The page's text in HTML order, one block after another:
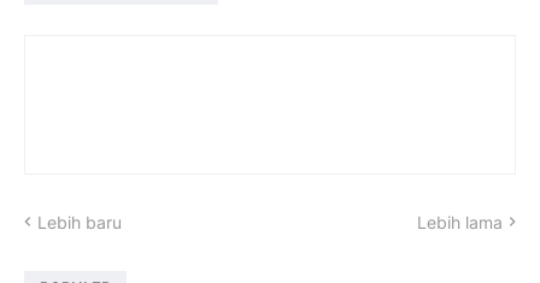
Lebih baru Lebih lama